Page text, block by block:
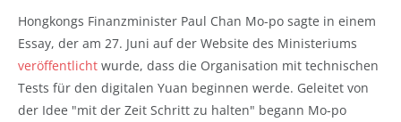
Hongkongs Finanzminister Paul Chan Mo-po sagte in einem
Essay, der am 27. Juni auf der Website des Ministeriums
veröffentlicht wurde, dass die Organisation mit technischen
Tests für den digitalen Yuan beginnen werde. Geleitet von
der Idee "mit der Zeit Schritt zu halten" begann Mo-po